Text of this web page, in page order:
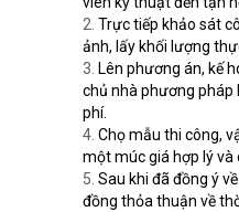
Trực tiếp khảo sát
ảnh, lấy khối lượng
Lên phương án, kế
chủ nhà phương pháp
phí.
Chọ mẫu thi công,
một múc giá hợp lý và
Sau khi đã đồng ý
đồng thỏa thuận về